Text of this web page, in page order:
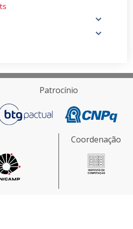
Patrocínio
Coordenação